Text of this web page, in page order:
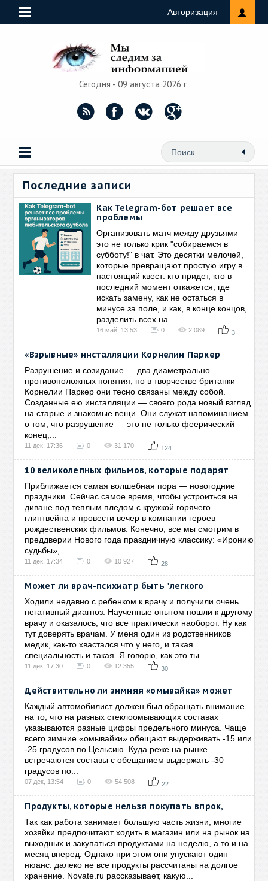
Авторизация
Сегодня - 09 августа 2026 г
Последние записи
Как Telegram-бот решает все
проблемы
Организовать матч между друзьями —
это не только крик "собираемся в
субботу!" в чат. Это десятки мелочей,
которые превращают простую игру в
настоящий квест: кто придет, кто в
последний момент откажется, где
искать замену, как не остаться в
минусе за поле, и как, в конце концов,
разделить всех на...
16 май, 13:53 0 2 089 3
«Взрывные» инсталляции Корнелии Паркер
Разрушение и созидание — два диаметрально
противоположных понятия, но в творчестве британки
Корнелии Паркер они тесно связаны между собой.
Созданные ею инсталляции — своего рода новый взгляд
на старые и знакомые вещи. Они служат напоминанием
о том, что разрушение — это не только феерический
конец,...
11 дек, 17:36 0 31 170 124
10 великолепных фильмов, которые подарят
Приближается самая волшебная пора — новогодние
праздники. Сейчас самое время, чтобы устроиться на
диване под теплым пледом с кружкой горячего
глинтвейна и провести вечер в компании героев
рождественских фильмов. Конечно, все мы смотрим в
преддверии Нового года праздничную классику: «Иронию
судьбы»,...
11 дек, 17:34 0 10 927 28
Может ли врач-психиатр быть "легкого
Ходили недавно с ребенком к врачу и получили очень
негативный диагноз. Наученные опытом пошли к другому
врачу и оказалось, что все практически наоборот. Ну как
тут доверять врачам. У меня один из родственников
медик, как-то хвастался что у него, и такая
специальность и такая. Я говорю, как это ты...
11 дек, 17:30 0 12 355 30
Действительно ли зимняя «омывайка» может
Каждый автомобилист должен был обращать внимание
на то, что на разных стеклоомывающих составах
указываются разные цифры предельного минуса. Чаще
всего зимние «омывайки» обещают выдерживать -15 или
-25 градусов по Цельсию. Куда реже на рынке
встречаются составы с обещанием выдержать -30
градусов по...
07 дек, 13:54 0 54 508 22
Продукты, которые нельзя покупать впрок,
Так как работа занимает большую часть жизни, многие
хозяйки предпочитают ходить в магазин или на рынок на
выходных и закупаться продуктами на неделю, а то и на
месяц вперед. Однако при этом они упускают один
нюанс: далеко не все продукты рассчитаны на долгое
хранение. Novate.ru рассказывает, какую...